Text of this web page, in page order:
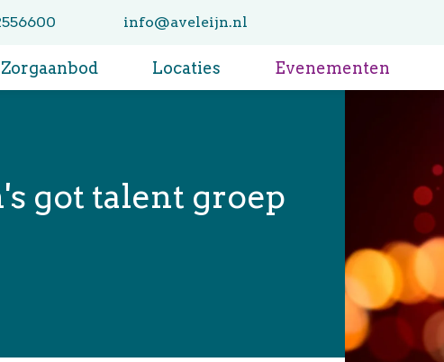
info@aveleijn.nl
Zorgaanbod Locaties Evenementen
got talent groep